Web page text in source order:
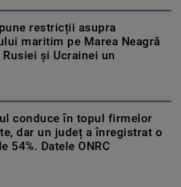
restricții asupra
maritim pe Marea Neagră
și Ucrainei un
conduce în topul firmelor
dar un județ a înregistrat o
54%. Datele ONRC